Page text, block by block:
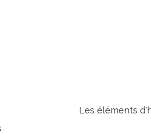
Les éléments